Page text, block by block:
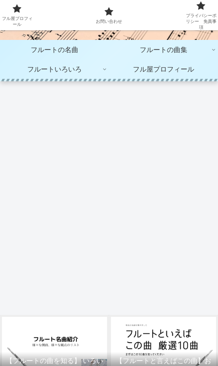
大人のフルート演奏
フルートの名曲 フルートの曲集
フルートいろいろ フル屋プロフィール
【フルートの曲を知る】 いろい
【フルートと言えばこの曲】お
フル屋プロフィ
ール
お問い合わせ
プライバシーポ
リシー 免責事
項